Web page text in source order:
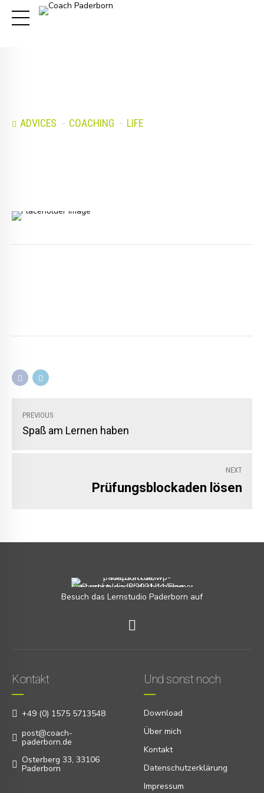
ADVICES COACHING LIFE
PREVIOUS
Spaß am Lernen haben
NEXT
Prüfungsblockaden lösen
Besuch das Lernstudio Paderborn auf
Kontakt
+49 (0) 1575 5713548
post@coach-
paderborn.de
Osterberg 33, 33106
Paderborn
Und sonst noch
Download
Über mich
Kontakt
Datenschutzerklärung
Impressum